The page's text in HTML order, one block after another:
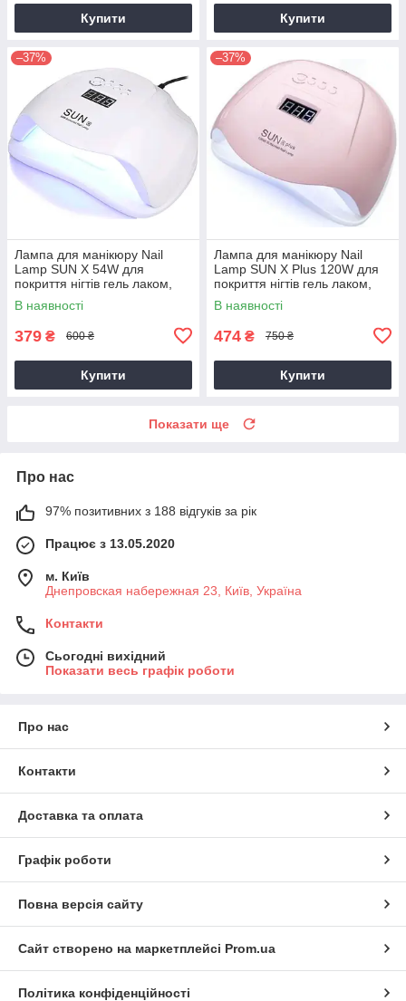
Купити Купити
–37%
Лампа для манікюру Nail
Lamp SUN X 54W для
покриття нігтів гель лаком,
гелем UV/LED White
AVADONA
В наявності
379 ₴ 600 ₴
Купити
–37%
Лампа для манікюру Nail
Lamp SUN X Plus 120W для
покриття нігтів гель лаком,
гелем UV/LED Pink AVADONA
В наявності
474 ₴ 750 ₴
Купити
Показати ще
Про нас
97% позитивних з 188 відгуків за рік
Працює з 13.05.2020
м. Київ
Днепровская набережная 23, Київ, Україна
Контакти
Сьогодні вихідний
Показати весь графік роботи
Про нас
Контакти
Доставка та оплата
Графік роботи
Повна версія сайту
Сайт створено на маркетплейсі Prom.ua
Політика конфіденційності